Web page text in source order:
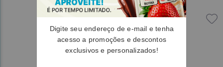
tadalafila
coenzima q10
tadalafila
coenzima q10
Digite seu endereço de e-mail e tenha
acesso a promoções e descontos
exclusivos e personalizados!